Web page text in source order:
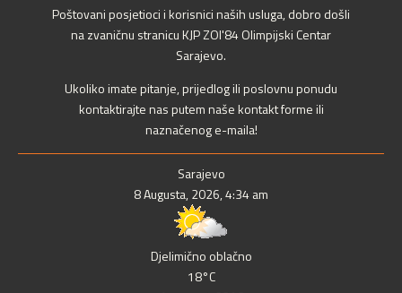
Poštovani posjetioci i korisnici naših usluga, dobro došli
na zvaničnu stranicu KJP ZOI'84 Olimpijski Centar
Sarajevo.
Ukoliko imate pitanje, prijedlog ili poslovnu ponudu
kontaktirajte nas putem naše kontakt forme ili
naznačenog e-maila!
Sarajevo
8 Augusta, 2026, 4:34 am
Djelimično oblačno
18°C